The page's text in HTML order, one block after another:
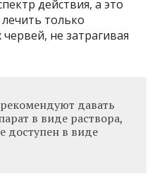
действия, а это
только
не затрагивая
давать
в виде раствора,
доступен в виде